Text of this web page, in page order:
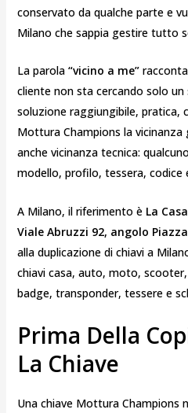
conservato da qualche parte e
Milano che sappia gestire tutto
La parola “vicino a me”
cliente non sta cercando solo
soluzione raggiungibile, pratica,
Mottura Champions la
anche vicinanza tecnica:
modello, profilo, tessera, codice
A Milano, il riferimento è La
Viale Abruzzi 92, angolo
alla duplicazione di chiavi a
chiavi casa, auto, moto,
badge, transponder, tessere e
Prima Della
La Chiave
Una chiave Mottura Champions